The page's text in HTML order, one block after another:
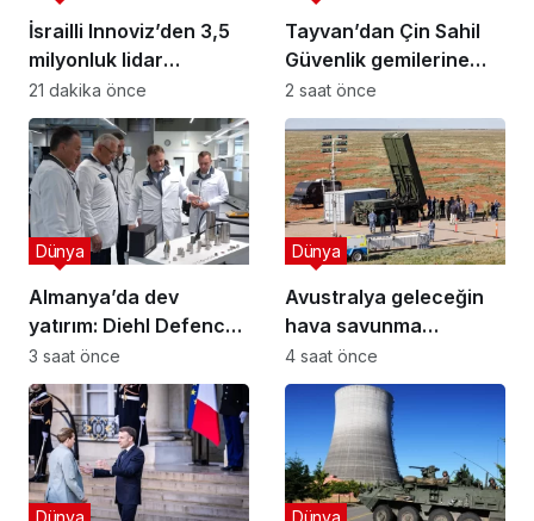
İsrailli Innoviz’den 3,5
milyonluk lidar
anlaşması
21 dakika önce
Tayvan’dan Çin Sahil
Güvenlik gemilerine
takip: Batı Pasifik’te
sular ısiniyor!
2 saat önce
Almanya’da dev
yatırım: Diehl Defence
yeni batarya üretim
merkezini açtı!
Dünya
3 saat önce
Avustralya geleceğin
hava savunma
sistemini test etti
Dünya
4 saat önce